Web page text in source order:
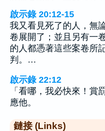
啟示錄 20:12-15
我又看見死了的人，無
卷展開了；並且另有一
的人都憑著這些案卷所
判。…
啟示錄 22:12
「看哪，我必快來！賞
應他。
鏈接 (Links)